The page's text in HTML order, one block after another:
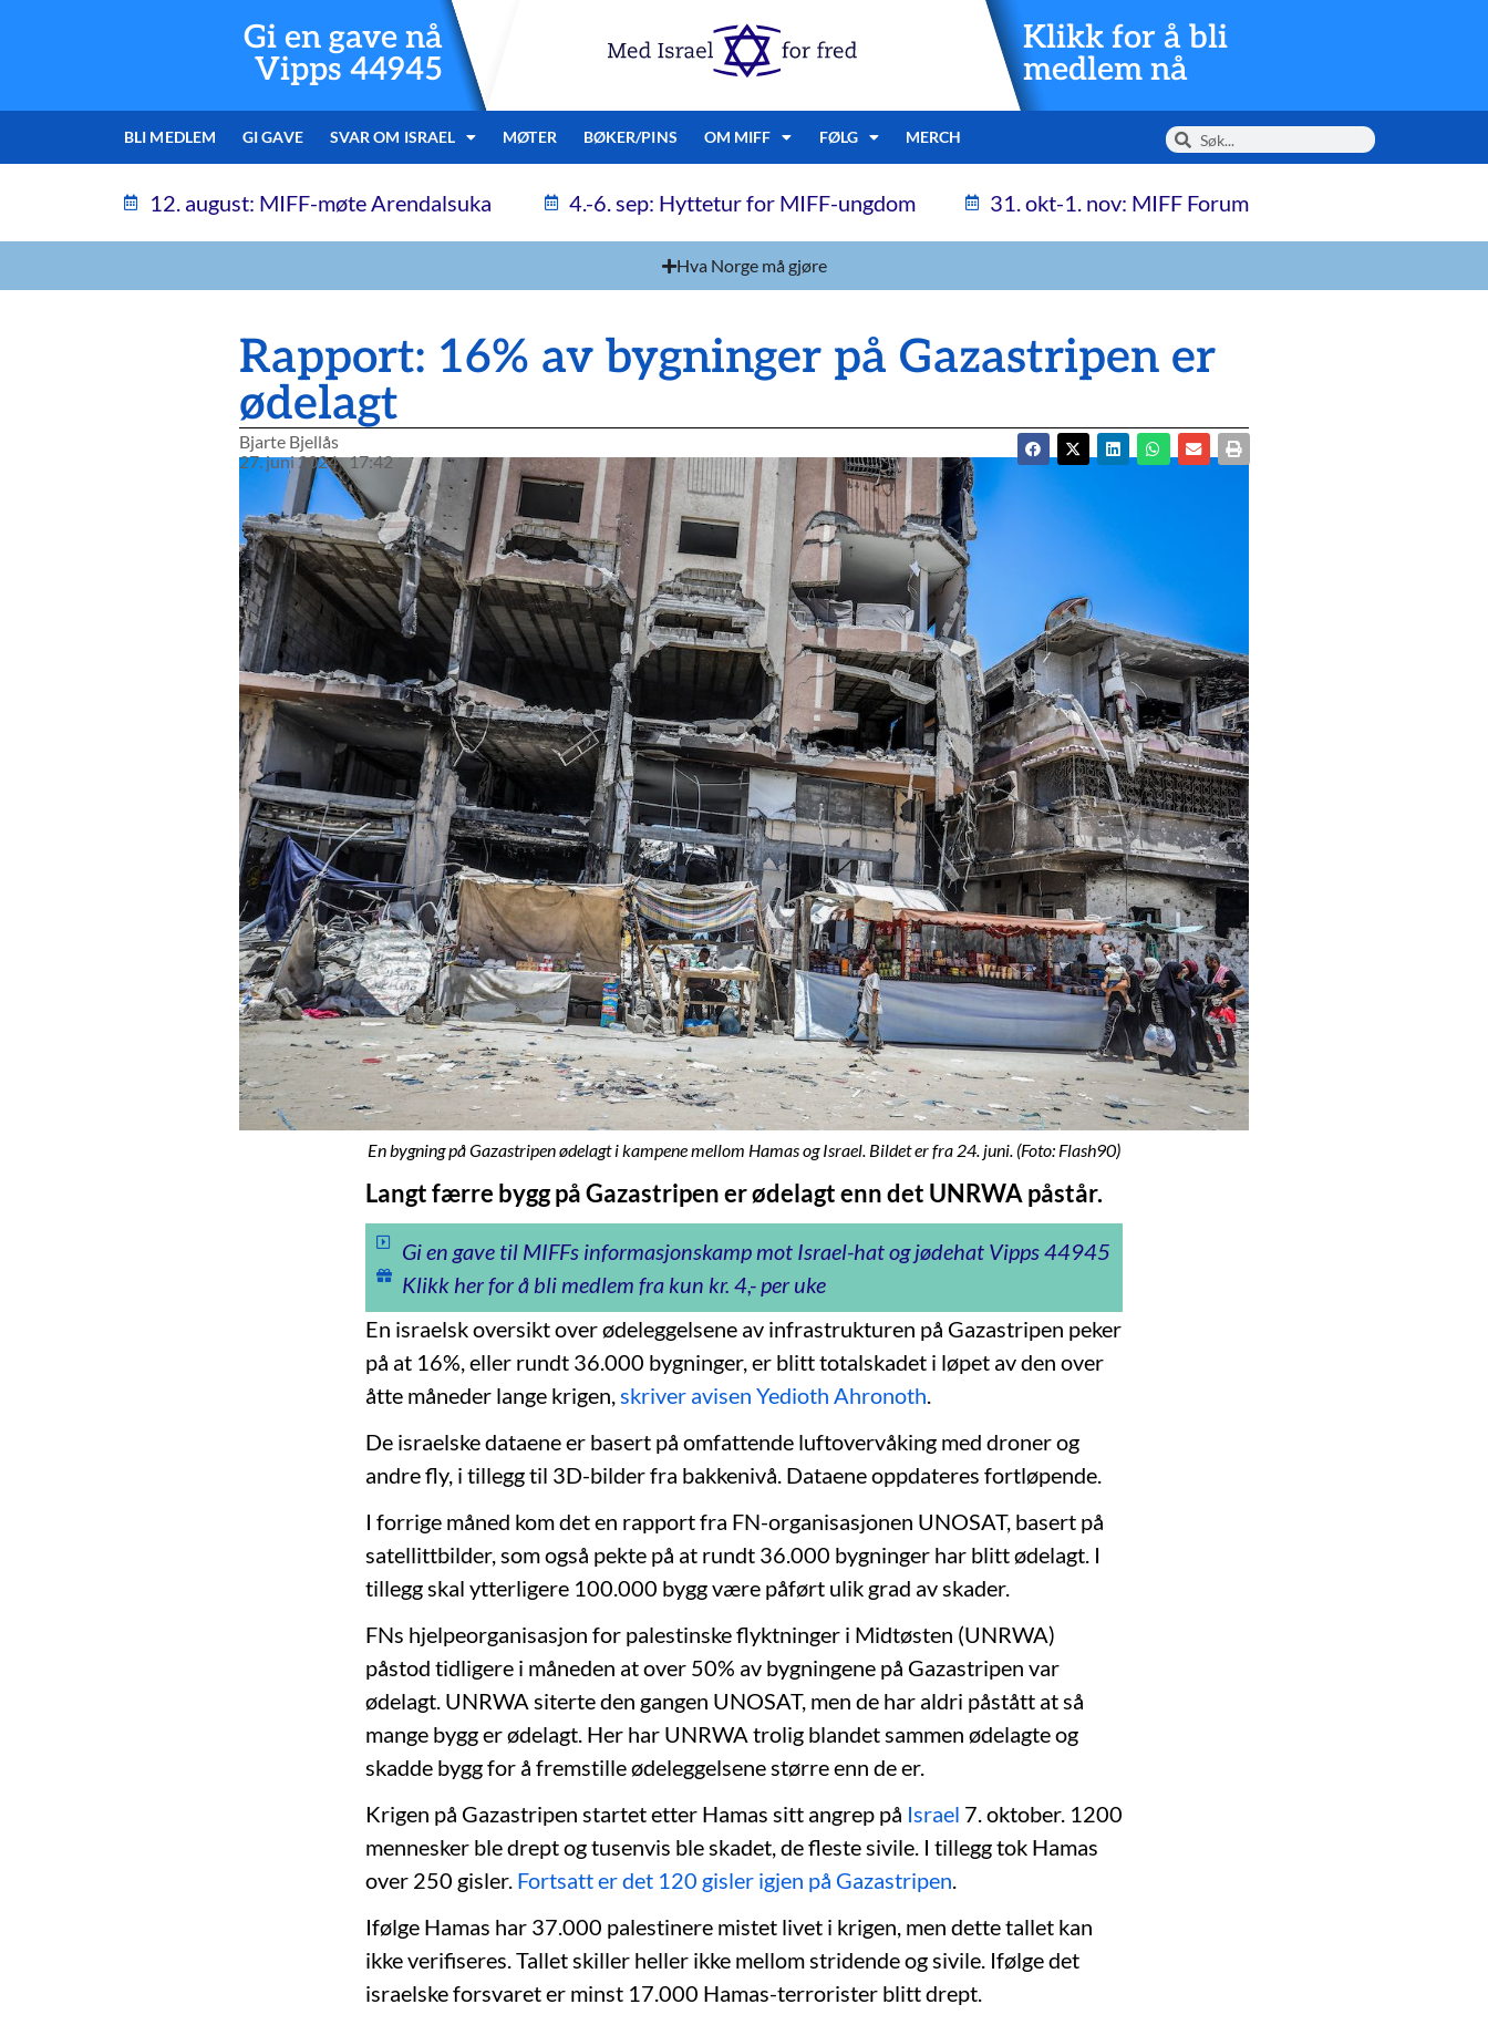
Gi en gave nå
Vipps 44945
Klikk for å bli
medlem nå
BLI MEDLEM GI GAVE SVAR OM ISRAEL MØTER BØKER/PINS OM MIFF FØLG MERCH
12. august: MIFF-møte Arendalsuka 4.-6. sep: Hyttetur for MIFF-ungdom 31. okt-1. nov: MIFF Forum
Hva Norge må gjøre
Rapport: 16% av bygninger på Gazastripen er
ødelagt
Bjarte Bjellås
27. juni 2024 17:42
En bygning på Gazastripen ødelagt i kampene mellom Hamas og Israel. Bildet er fra 24. juni. (Foto: Flash90)
Langt færre bygg på Gazastripen er ødelagt enn det UNRWA påstår.
Gi en gave til MIFFs informasjonskamp mot Israel-hat og jødehat Vipps 44945
Klikk her for å bli medlem fra kun kr. 4,- per uke
En israelsk oversikt over ødeleggelsene av infrastrukturen på Gazastripen peker
på at 16%, eller rundt 36.000 bygninger, er blitt totalskadet i løpet av den over
åtte måneder lange krigen,skriver avisen Yedioth Ahronoth.
De israelske dataene er basert på omfattende luftovervåking med droner og
andre fly, i tillegg til 3D-bilder fra bakkenivå. Dataene oppdateres fortløpende.
I forrige måned kom det en rapport fra FN-organisasjonen UNOSAT, basert på
satellittbilder, som også pekte på at rundt 36.000 bygninger har blitt ødelagt. I
tillegg skal ytterligere 100.000 bygg være påført ulik grad av skader.
FNs hjelpeorganisasjon for palestinske flyktninger i Midtøsten (UNRWA)
påstod tidligere i måneden at over 50% av bygningene på Gazastripen var
ødelagt. UNRWA siterte den gangen UNOSAT, men de har aldri påstått at så
mange bygg er ødelagt. Her har UNRWA trolig blandet sammen ødelagte og
skadde bygg for å fremstille ødeleggelsene større enn de er.
Krigen på Gazastripen startet etter Hamas sitt angrep på Israel 7. oktober. 1200
mennesker ble drept og tusenvis ble skadet, de fleste sivile. I tillegg tok Hamas
over 250 gisler. Fortsatt er det 120 gisler igjen på Gazastripen.
Ifølge Hamas har 37.000 palestinere mistet livet i krigen, men dette tallet kan
ikke verifiseres. Tallet skiller heller ikke mellom stridende og sivile. Ifølge det
israelske forsvaret er minst 17.000 Hamas-terrorister blitt drept.